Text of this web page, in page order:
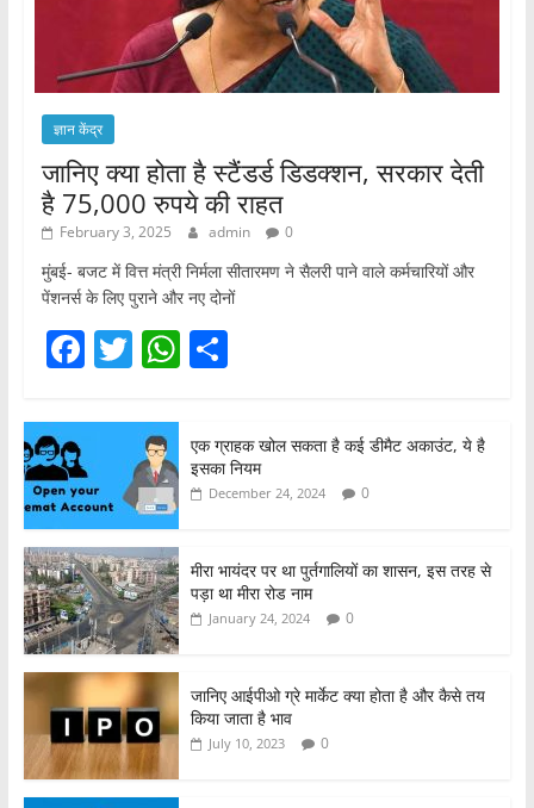
ज्ञान केंद्र
जानिए क्या होता है स्टैंडर्ड डिडक्शन, सरकार देती
है 75,000 रुपये की राहत
February 3, 2025 admin 0
मुंबई- बजट में वित्त मंत्री निर्मला सीतारमण ने सैलरी पाने वाले कर्मचारियों और
पेंशनर्स के लिए पुराने और नए दोनों
F
c
e
b
o
o
k
T
itt
er
W
s
A
p
S
e
एक ग्राहक खोल सकता है कई डीमैट अकाउंट, ये है
इसका नियम
December 24, 2024 0
मीरा भायंदर पर था पुर्तगालियों का शासन, इस तरह से
पड़ा था मीरा रोड नाम
January 24, 2024 0
जानिए आईपीओ ग्रे मार्केट क्या होता है और कैसे तय
किया जाता है भाव
July 10, 2023 0